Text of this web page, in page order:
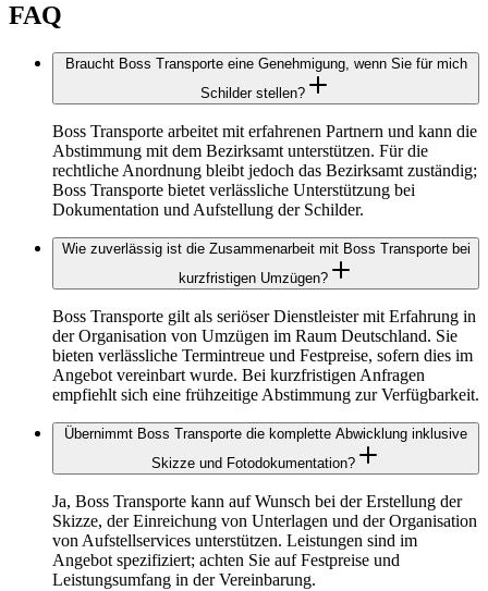
FAQ
Braucht Boss Transporte eine Genehmigung, wenn Sie für mich
Schilder stellen?
Boss Transporte arbeitet mit erfahrenen Partnern und kann die
Abstimmung mit dem Bezirksamt unterstützen. Für die
rechtliche Anordnung bleibt jedoch das Bezirksamt zuständig;
Boss Transporte bietet verlässliche Unterstützung bei
Dokumentation und Aufstellung der Schilder.
Wie zuverlässig ist die Zusammenarbeit mit Boss Transporte bei
kurzfristigen Umzügen?
Boss Transporte gilt als seriöser Dienstleister mit Erfahrung in
der Organisation von Umzügen im Raum Deutschland. Sie
bieten verlässliche Termintreue und Festpreise, sofern dies im
Angebot vereinbart wurde. Bei kurzfristigen Anfragen
empfiehlt sich eine frühzeitige Abstimmung zur Verfügbarkeit.
Übernimmt Boss Transporte die komplette Abwicklung inklusive
Skizze und Fotodokumentation?
Ja, Boss Transporte kann auf Wunsch bei der Erstellung der
Skizze, der Einreichung von Unterlagen und der Organisation
von Aufstellservices unterstützen. Leistungen sind im
Angebot spezifiziert; achten Sie auf Festpreise und
Leistungsumfang in der Vereinbarung.